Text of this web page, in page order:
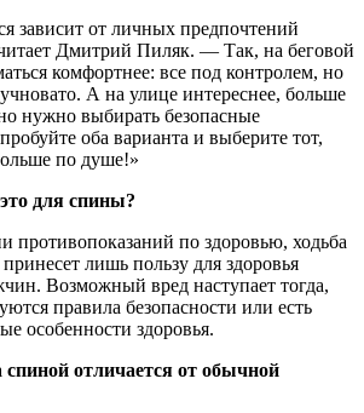
зависит от личных предпочтений
Дмитрий Пиляк. — Так, на беговой
комфортнее: все под контролем, но
А на улице интереснее, больше
нужно выбирать безопасные
оба варианта и выберите тот,
по душе!»
для спины?
противопоказаний по здоровью, ходьба
лишь пользу для здоровья
Возможный вред наступает тогда,
правила безопасности или есть
особенности здоровья.
отличается от обычной